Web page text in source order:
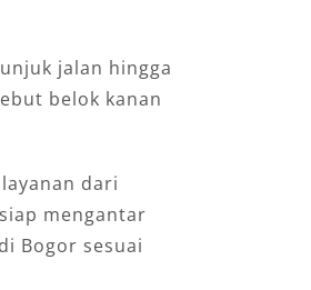
jalan hingga
belok kanan
dari
mengantar
Bogor sesuai